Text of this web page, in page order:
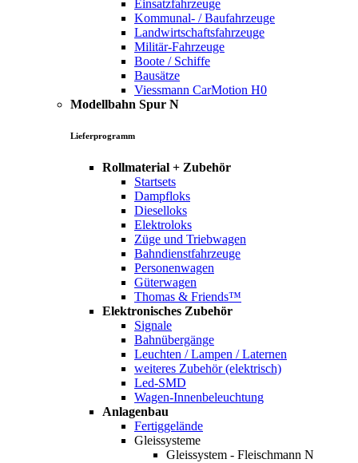
Einsatzfahrzeuge
Kommunal- / Baufahrzeuge
Landwirtschaftsfahrzeuge
Militär-Fahrzeuge
Boote / Schiffe
Bausätze
Viessmann CarMotion H0
Modellbahn Spur N
Lieferprogramm
Rollmaterial + Zubehör
Startsets
Dampfloks
Dieselloks
Elektroloks
Züge und Triebwagen
Bahndienstfahrzeuge
Personenwagen
Güterwagen
Thomas & Friends™
Elektronisches Zubehör
Signale
Bahnübergänge
Leuchten / Lampen / Laternen
weiteres Zubehör (elektrisch)
Led-SMD
Wagen-Innenbeleuchtung
Anlagenbau
Fertiggelände
Gleissysteme
Gleissystem - Fleischmann N